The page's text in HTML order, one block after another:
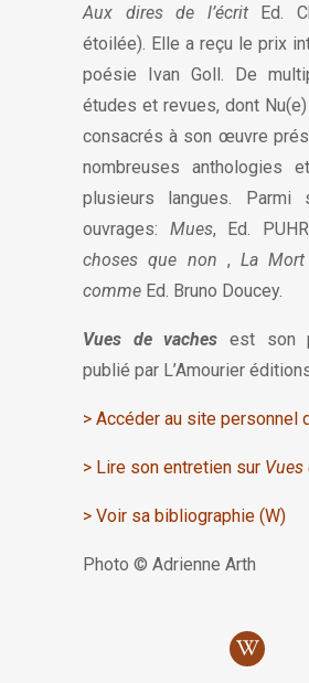
Aux dires de l’écritEd.
étoilée). Elle a reçu le prix
poésie Ivan Goll. De
études et revues, dont
consacrés à son œuvre
nombreuses anthologies
plusieurs langues. Parmi
ouvrages: Mues, Ed.
choses que non ,La Mort
comme Ed. Bruno Doucey.
Vues de vaches est son
publié par L’Amourier
> Accéder au site personnel
> Lire son entretien sur Vues
> Voir sa bibliographie (W)
Photo © Adrienne Arth